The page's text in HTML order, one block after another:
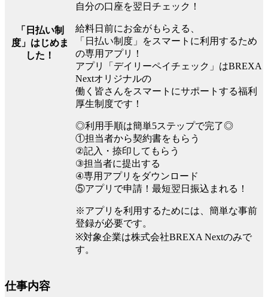
「日払い制
度」はじめま
した！
自分の口座を翌日チェック！
給料日前にお金がもらえる、
「日払い制度」をスマートに利用するため
の専用アプリ！
アプリ「デイリーペイチェック」はBREXA
Nextオリジナルの
働く皆さんをスマートにサポートする福利
厚生制度です！
◎利用手順は簡単5ステップで完了◎
①担当者から契約書をもらう
②記入・捺印してもらう
③担当者に提出する
④専用アプリをダウンロード
⑤アプリで申請！最短翌日振込まれる！
※アプリを利用するためには、簡単な事前
登録が必要です。
※対象企業は株式会社BREXA Nextのみで
す。
仕事内容